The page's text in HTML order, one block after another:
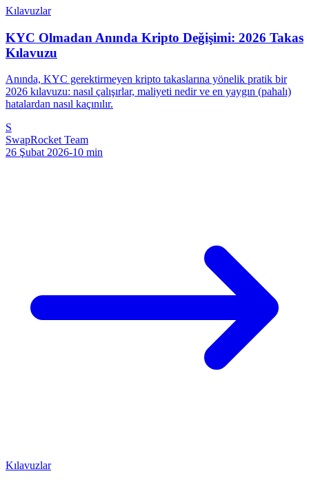
Kılavuzlar
KYC Olmadan Anında Kripto Değişimi: 2026 Takas
Kılavuzu
Anında, KYC gerektirmeyen kripto takaslarına yönelik pratik bir
2026 kılavuzu: nasıl çalışırlar, maliyeti nedir ve en yaygın (pahalı)
hatalardan nasıl kaçınılır.
S
SwapRocket Team
26 Şubat 2026-10 min
Kılavuzlar